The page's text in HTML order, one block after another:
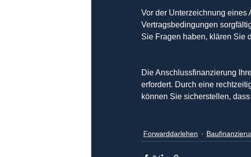
Vor der Unterzeichnung eines
Vertragsbedingungen
Sie Fragen haben, klären Sie
Die Anschlussfinanzierung
erfordert. Durch eine
können Sie sicherstellen,
Forwarddarlehen